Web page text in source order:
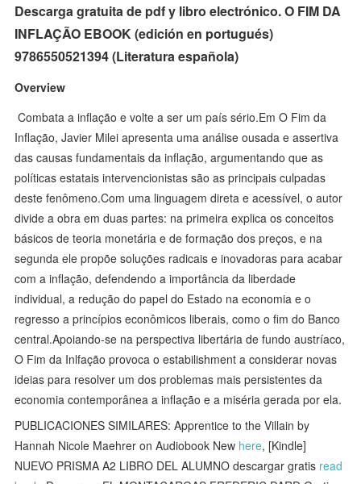
Descarga gratuita de pdf y libro electrónico. O FIM DA
INFLAÇÃO EBOOK (edición en portugués)
9786550521394 (Literatura española)
Overview
Combata a inflação e volte a ser um país sério.Em O Fim da
Inflação, Javier Milei apresenta uma análise ousada e assertiva
das causas fundamentais da inflação, argumentando que as
políticas estatais intervencionistas são as principais culpadas
deste fenômeno.Com uma linguagem direta e acessível, o autor
divide a obra em duas partes: na primeira explica os conceitos
básicos de teoria monetária e de formação dos preços, e na
segunda ele propõe soluções radicais e inovadoras para acabar
com a inflação, defendendo a importância da liberdade
individual, a redução do papel do Estado na economia e o
regresso a princípios econômicos liberais, como o fim do Banco
central.Apoiando-se na perspectiva libertária de fundo austríaco,
O Fim da Inlfação provoca o estabilishment a considerar novas
ideias para resolver um dos problemas mais persistentes da
economia contemporânea a inflação e a miséria gerada por ela.
PUBLICACIONES SIMILARES: Apprentice to the Villain by
Hannah Nicole Maehrer on Audiobook New here, [Kindle]
NUEVO PRISMA A2 LIBRO DEL ALUMNO descargar gratis read